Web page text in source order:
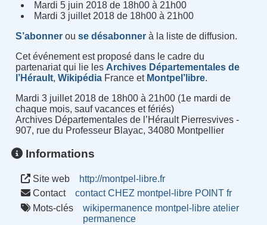
Mardi 5 juin 2018 de 18h00 à 21h00
Mardi 3 juillet 2018 de 18h00 à 21h00
S’abonnerou se désabonnerà la liste de diffusion.
Cet événement est proposé dans le cadre du
partenariat qui lie les Archives Départementales de
l’Hérault, WikipédiaFrance et Montpel’libre.
Mardi 3 juillet 2018 de 18h00 à 21h00 (1e mardi de
chaque mois, sauf vacances et fériés)
Archives Départementales de l’Hérault Pierresvives -
907, rue du Professeur Blayac, 34080 Montpellier
Informations
Site web
http://montpel-libre.fr
Contact
contact CHEZ montpel-libre POINT fr
Mots-clés
wikipermanence montpel-libre atelier
permanence